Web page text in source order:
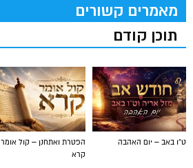
מאמרים קשורים
תוכן קודם
הפטרת ואתחנן – קול אומר
קרא
ט"ו באב – יום האהבה